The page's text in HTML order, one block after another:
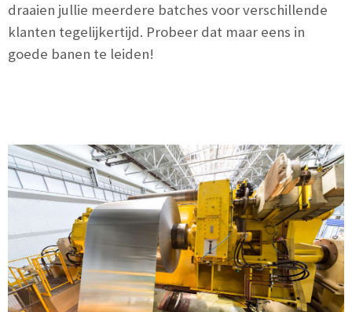
draaien jullie meerdere batches voor verschillende
klanten tegelijkertijd. Probeer dat maar eens in
goede banen te leiden!